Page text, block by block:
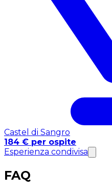
Castel di Sangro
184 € per ospite
Esperienza condivisa
FAQ